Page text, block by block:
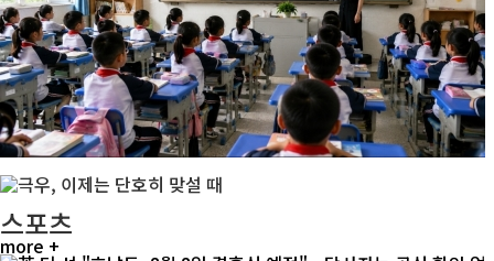
스포츠
more +